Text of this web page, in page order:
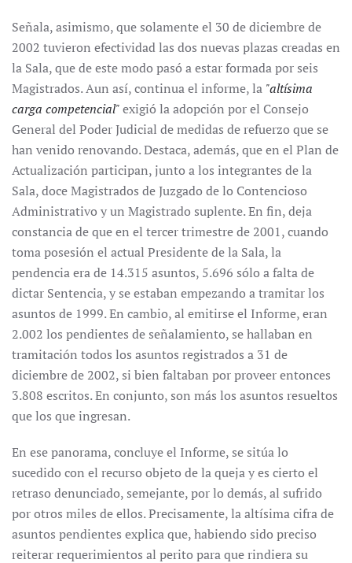
Señala, asimismo, que solamente el 30 de diciembre de
2002 tuvieron efectividad las dos nuevas plazas creadas en
la Sala, que de este modo pasó a estar formada por seis
Magistrados. Aun así, continua el informe, la "altísima
carga competencial"exigió la adopción por el Consejo
General del Poder Judicial de medidas de refuerzo que se
han venido renovando. Destaca, además, que en el Plan de
Actualización participan, junto a los integrantes de la
Sala, doce Magistrados de Juzgado de lo Contencioso
Administrativo y un Magistrado suplente. En fin, deja
constancia de que en el tercer trimestre de 2001, cuando
toma posesión el actual Presidente de la Sala, la
pendencia era de 14.315 asuntos, 5.696 sólo a falta de
dictar Sentencia, y se estaban empezando a tramitar los
asuntos de 1999. En cambio, al emitirse el Informe, eran
2.002 los pendientes de señalamiento, se hallaban en
tramitación todos los asuntos registrados a 31 de
diciembre de 2002, si bien faltaban por proveer entonces
3.808 escritos. En conjunto, son más los asuntos resueltos
que los que ingresan.
En ese panorama, concluye el Informe, se sitúa lo
sucedido con el recurso objeto de la queja y es cierto el
retraso denunciado, semejante, por lo demás, al sufrido
por otros miles de ellos. Precisamente, la altísima cifra de
asuntos pendientes explica que, habiendo sido preciso
reiterar requerimientos al perito para que rindiera su